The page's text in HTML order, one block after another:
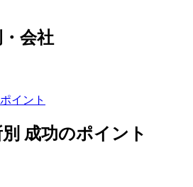
会社
イント
成功のポイント